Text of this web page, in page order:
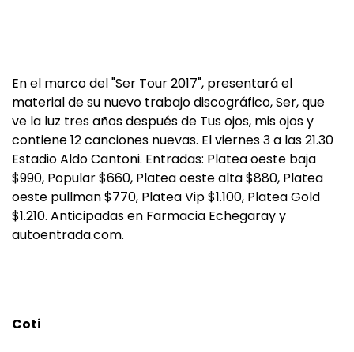
En el marco del "Ser Tour 2017", presentará el
material de su nuevo trabajo discográfico, Ser, que
ve la luz tres años después de Tus ojos, mis ojos y
contiene 12 canciones nuevas. El viernes 3 a las 21.30
Estadio Aldo Cantoni. Entradas: Platea oeste baja
$990, Popular $660, Platea oeste alta $880, Platea
oeste pullman $770, Platea Vip $1.100, Platea Gold
$1.210. Anticipadas en Farmacia Echegaray y
autoentrada.com.
Coti